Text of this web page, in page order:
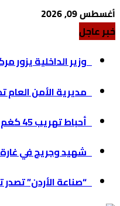
أغسطس 09, 2026
خبر عاجل
وزير الداخلية يزور
مديرية الأمن العام تحتفي
أحباط تهريب 45 كغم من الكريستال القاتل في أكبر...
شهيد وجريح في غارة
“صناعة الأردن” تصدر